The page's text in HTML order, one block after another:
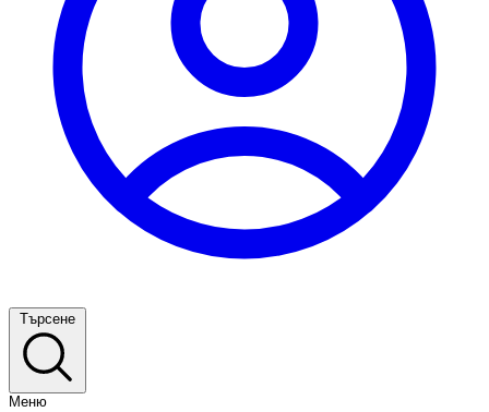
Търсене
Меню